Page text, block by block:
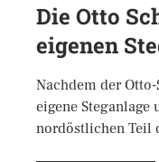
Die Otto
eigenen
Nachdem der
eigene
nordöstlichen Teil